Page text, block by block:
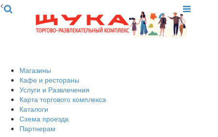
<
Магазины
Кафе и рестораны
Услуги и Развлечения
Карта торгового комплекса
Каталоги
Схема проезда
Партнерам